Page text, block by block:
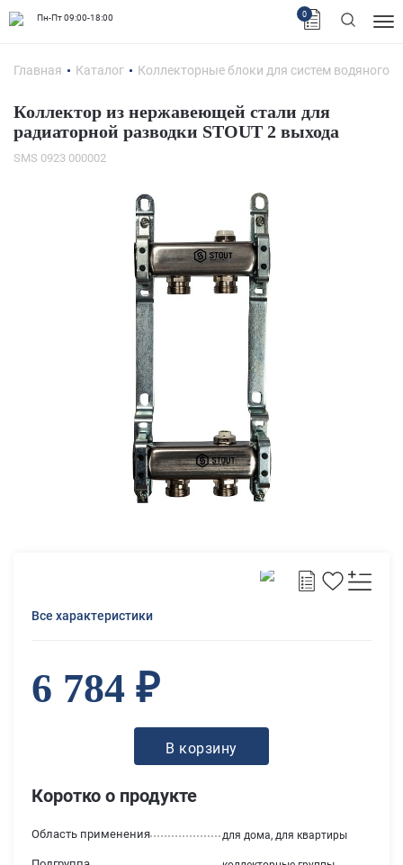
Пн-Пт 09:00-18:00 0
Главная Каталог Коллекторные блоки для систем водяного
Коллектор из нержавеющей стали для
радиаторной разводки STOUT 2 выхода
SMS 0923 000002
Коротко о продукте
Область применения для дома, для квартиры
Все характеристики
6 784 ₽
В корзину